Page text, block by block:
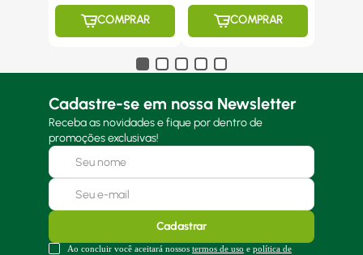
COMPRAR COMPRAR
Cadastre-se em nossa Newsletter
Receba as novidades e fique por dentro de
promoções exclusivas!
Cadastrar
Ao concluir você aceitará nossos termos de uso e política de